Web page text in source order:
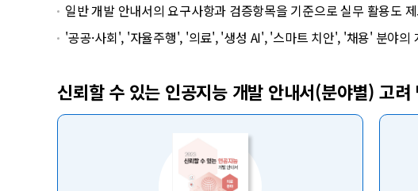
일반 개발 안내서의 요구사항과 검증항목을 기준으로 실무 활용도
'공공·사회', '자율주행', '의료', '생성 AI', '스마트 치안', '채용' 분야의
신뢰할 수 있는 인공지능 개발 안내서(분야별) 고려